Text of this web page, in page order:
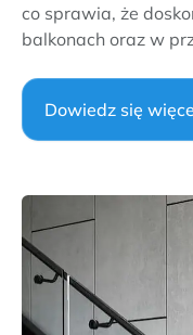
co sprawia, że
balkonach oraz w
Dowiedz się